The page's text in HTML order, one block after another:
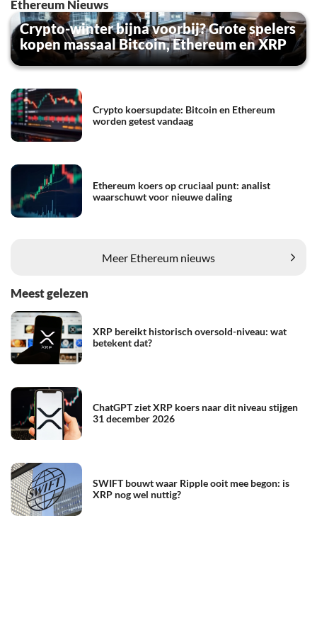
Ethereum Nieuws
Crypto-winter bijna voorbij? Grote spelers
kopen massaal Bitcoin, Ethereum en XRP
Crypto koersupdate: Bitcoin en Ethereum
worden getest vandaag
Ethereum koers op cruciaal punt: analist
waarschuwt voor nieuwe daling
Meer Ethereum nieuws
Meest gelezen
XRP bereikt historisch oversold-niveau: wat
betekent dat?
ChatGPT ziet XRP koers naar dit niveau stijgen
31 december 2026
SWIFT bouwt waar Ripple ooit mee begon: is
XRP nog wel nuttig?